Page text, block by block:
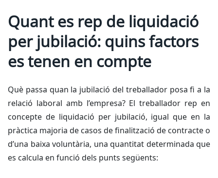
Quant es rep de liquidació
per jubilació: quins factors
es tenen en compte
Què passa quan la jubilació del treballador posa fi a la
relació laboral amb l’empresa? El treballador rep en
concepte de liquidació per jubilació, igual que en la
pràctica majoria de casos de finalització de contracte o
d’una baixa voluntària, una quantitat determinada que
es calcula en funció dels punts següents: